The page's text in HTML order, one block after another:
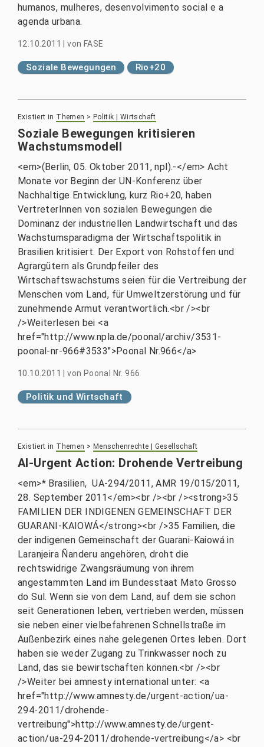
humanos, mulheres, desenvolvimento social e a
agenda urbana.
12.10.2011 |von FASE
Soziale Bewegungen Rio+20
Existiert in Themen > Politik | Wirtschaft
Soziale Bewegungen kritisieren
Wachstumsmodell
<em>(Berlin, 05. Oktober 2011, npl).-</em> Acht
Monate vor Beginn der UN-Konferenz über
Nachhaltige Entwicklung, kurz Rio+20, haben
VertreterInnen von sozialen Bewegungen die
Dominanz der industriellen Landwirtschaft und das
Wachstumsparadigma der Wirtschaftspolitik in
Brasilien kritisiert. Der Export von Rohstoffen und
Agrargütern als Grundpfeiler des
Wirtschaftswachstums seien für die Vertreibung der
Menschen vom Land, für Umweltzerstörung und für
zunehmende Armut verantwortlich.<br /><br
/>Weiterlesen bei <a
href="http://www.npla.de/poonal/archiv/3531-
poonal-nr-966#3533">Poonal Nr.966</a>
10.10.2011 |von Poonal Nr. 966
Politik und Wirtschaft
Existiert in Themen > Menschenrechte | Gesellschaft
AI-Urgent Action: Drohende Vertreibung
<em>* Brasilien, UA-294/2011, AMR 19/015/2011,
28. September 2011</em><br /><br /><strong>35
FAMILIEN DER INDIGENEN GEMEINSCHAFT DER
GUARANI-KAIOWÁ</strong><br />35 Familien, die
der indigenen Gemeinschaft der Guarani-Kaiowá in
Laranjeira Ñanderu angehören, droht die
rechtswidrige Zwangsräumung von ihrem
angestammten Land im Bundesstaat Mato Grosso
do Sul. Wenn sie von dem Land, auf dem sie schon
seit Generationen leben, vertrieben werden, müssen
sie neben einer vielbefahrenen Schnellstraße im
Außenbezirk eines nahe gelegenen Ortes leben. Dort
haben sie weder Zugang zu Trinkwasser noch zu
Land, das sie bewirtschaften können.<br /><br
/>Weiter bei amnesty international unter: <a
href="http://www.amnesty.de/urgent-action/ua-
294-2011/drohende-
vertreibung">http://www.amnesty.de/urgent-
action/ua-294-2011/drohende-vertreibung</a> <br